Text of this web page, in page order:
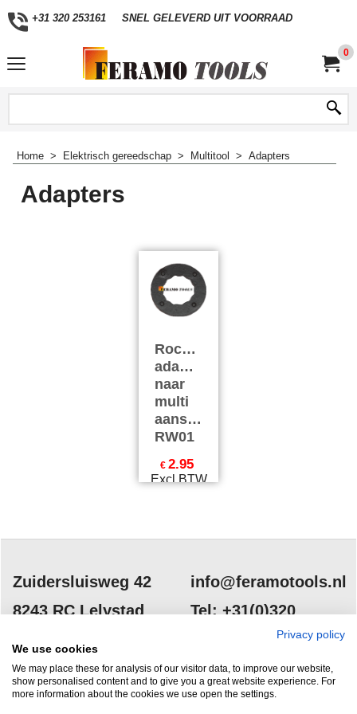
+31 320 253161 SNEL GELEVERD UIT VOORRAAD
0
Home > Elektrisch gereedschap > Multitool > Adapters
Adapters
Rockwel
adapter
naar
multi
aansluiting
RW01
€ 2.95
Excl.BTW
Zuidersluisweg 42
8243 RC Lelystad
info@feramotools.nl
Tel: +31(0)320
Privacy policy
We use cookies
We may place these for analysis of our visitor data, to improve our website,
show personalised content and to give you a great website experience. For
more information about the cookies we use open the settings.